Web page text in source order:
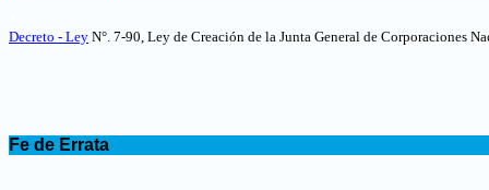
Decreto - Ley N°. 7-90, Ley de Creación de la Junta General de Corporaciones
Fe de Errata